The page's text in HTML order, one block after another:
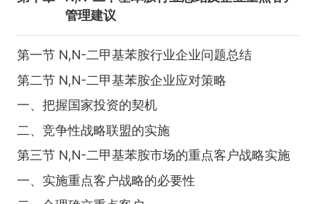
管理建议
第一节 N,N-二甲基苯胺行业企业问题总结
第二节 N,N-二甲基苯胺企业应对策略
一、把握国家投资的契机
二、竞争性战略联盟的实施
第三节 N,N-二甲基苯胺市场的重点客户战略实施
一、实施重点客户战略的必要性